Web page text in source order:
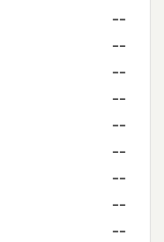
--
--
--
--
--
--
--
--
--